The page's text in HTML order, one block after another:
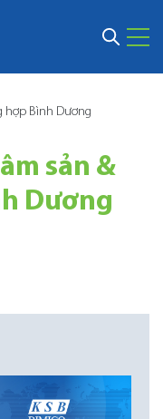
hợp Bình Dương
sản &
Dương